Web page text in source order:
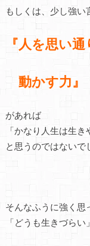
もしくは、少し強い
『人を思い
動かす力』
があれば
「かなり人生は生き
と思うのではないで
そんなふうに強く思
「どうも生きづらい